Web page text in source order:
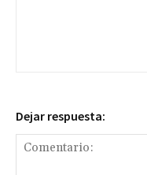
Dejar respuesta: